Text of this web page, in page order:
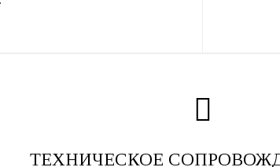
ТЕХНИЧЕСКОЕ